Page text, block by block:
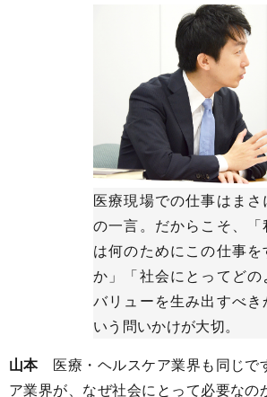
医療現場での仕事はまさ
の一言。だからこそ、「
は何のためにこの仕事を
か」「社会にとってどの
バリューを生み出すべき
いう問いかけが大切。
山本医療・ヘルスケア業界も同じで
ア業界が、なぜ社会にとって必要なの